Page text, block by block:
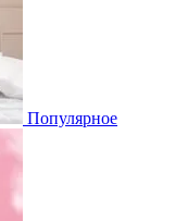
Популярное